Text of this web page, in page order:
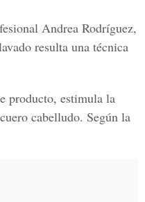
Andrea Rodríguez,
resulta una técnica
producto, estimula la
cabelludo. Según la